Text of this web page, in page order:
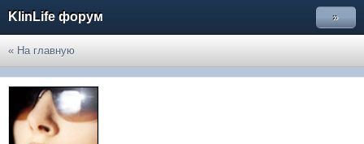
KlinLife форум »
« На главную